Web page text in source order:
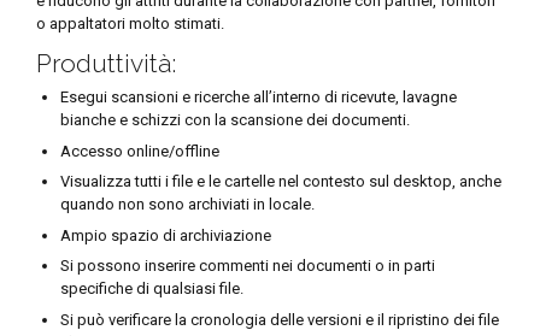
o appaltatori molto stimati.
Produttività:
Esegui scansioni e ricerche all’interno di ricevute, lavagne
bianche e schizzi con la scansione dei documenti.
Accesso online/offline
Visualizza tutti i file e le cartelle nel contesto sul desktop, anche
quando non sono archiviati in locale.
Ampio spazio di archiviazione
Si possono inserire commenti nei documenti o in parti
specifiche di qualsiasi file.
Si può verificare la cronologia delle versioni e il ripristino dei file